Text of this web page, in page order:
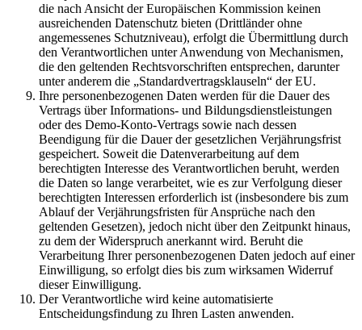
die nach Ansicht der Europäischen Kommission keinen
ausreichenden Datenschutz bieten (Drittländer ohne
angemessenes Schutzniveau), erfolgt die Übermittlung durch
den Verantwortlichen unter Anwendung von Mechanismen,
die den geltenden Rechtsvorschriften entsprechen, darunter
unter anderem die „Standardvertragsklauseln“ der EU.
Ihre personenbezogenen Daten werden für die Dauer des
Vertrags über Informations- und Bildungsdienstleistungen
oder des Demo-Konto-Vertrags sowie nach dessen
Beendigung für die Dauer der gesetzlichen Verjährungsfrist
gespeichert. Soweit die Datenverarbeitung auf dem
berechtigten Interesse des Verantwortlichen beruht, werden
die Daten so lange verarbeitet, wie es zur Verfolgung dieser
berechtigten Interessen erforderlich ist (insbesondere bis zum
Ablauf der Verjährungsfristen für Ansprüche nach den
geltenden Gesetzen), jedoch nicht über den Zeitpunkt hinaus,
zu dem der Widerspruch anerkannt wird. Beruht die
Verarbeitung Ihrer personenbezogenen Daten jedoch auf einer
Einwilligung, so erfolgt dies bis zum wirksamen Widerruf
dieser Einwilligung.
Der Verantwortliche wird keine automatisierte
Entscheidungsfindung zu Ihren Lasten anwenden.